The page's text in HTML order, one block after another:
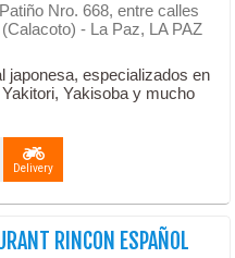
Nro. 668, entre calles
- La Paz, LA PAZ
japonesa, especializados en
Yakisoba y mucho
Delivery
RINCON ESPAÑOL